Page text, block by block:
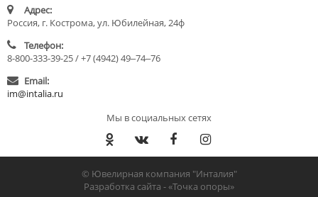
Адрес:
Россия, г. Кострома, ул. Юбилейная, 24ф
Телефон:
8-800-333-39-25 / +7 (4942) 49‒74‒76
Email:
im@intalia.ru
Мы в социальных сетях
© Ювелирная компания "Инталия"
Разработка сайта -«Точка опоры»